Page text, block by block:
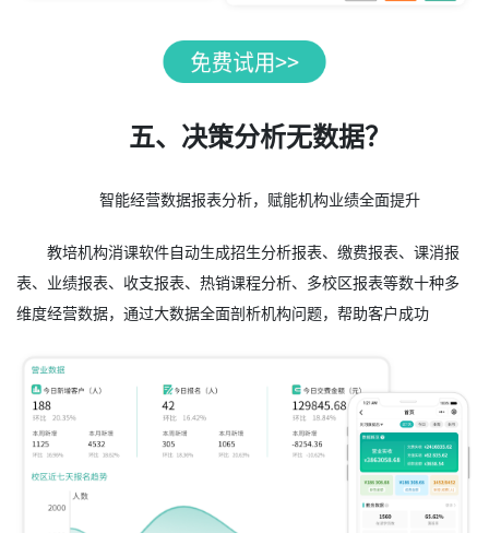
五、决策分析无数据？
智能经营数据报表分析，赋能机构业绩全面提升
教培机构消课软件自动生成招生分析报表、缴费报表、课消报
表、业绩报表、收支报表、热销课程分析、多校区报表等数十种多
维度经营数据，通过大数据全面剖析机构问题，帮助客户成功